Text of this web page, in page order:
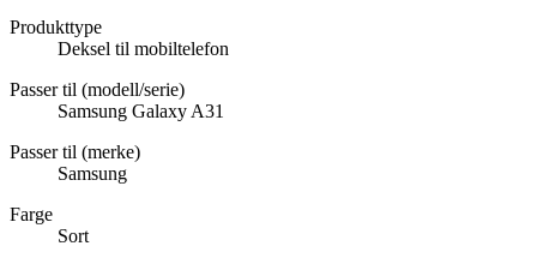
Produkttype
Deksel til mobiltelefon
Passer til (modell/serie)
Samsung Galaxy A31
Passer til (merke)
Samsung
Farge
Sort